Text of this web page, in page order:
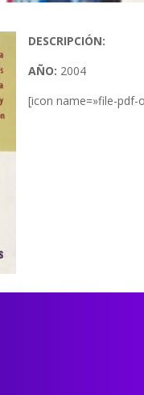
DESCRIPCIÓN:
AÑO: 2004
[icon name=»file-pdf-